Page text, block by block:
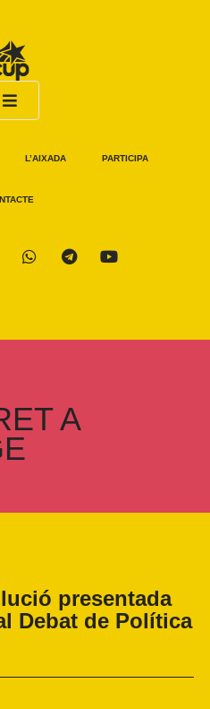
L’AIXADA PARTICIPA
A
presentada
Debat de Política